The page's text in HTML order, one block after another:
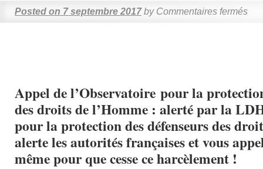
Posted on 7 septembre 2017 by Commentaires fermés
Appel de l’Observatoire pour la
des droits de l’Homme : alerté par la
pour la protection des défenseurs des
alerte les autorités françaises et vous
même pour que cesse ce harcèlement !